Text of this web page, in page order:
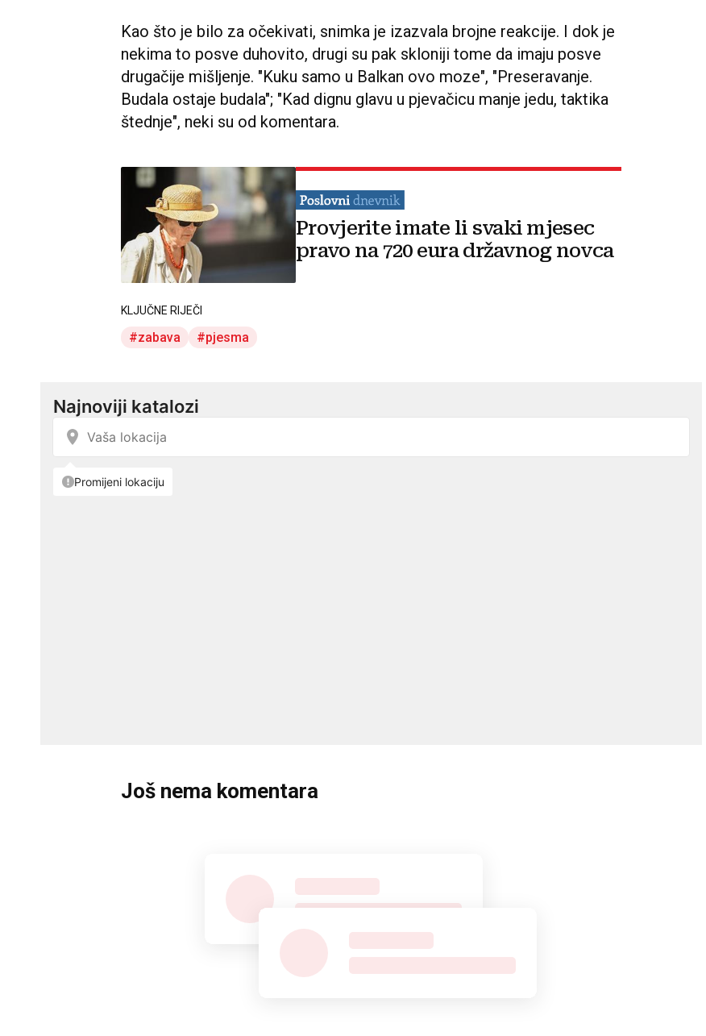
Kao što je bilo za očekivati, snimka je izazvala brojne reakcije. I dok je
nekima to posve duhovito, drugi su pak skloniji tome da imaju posve
drugačije mišljenje. "Kuku samo u Balkan ovo moze", "Preseravanje.
Budala ostaje budala"; "Kad dignu glavu u pjevačicu manje jedu, taktika
štednje", neki su od komentara.
Provjerite imate li svaki mjesec
pravo na 720 eura državnog novca
KLJUČNE RIJEČI
zabava pjesma
Još nema komentara